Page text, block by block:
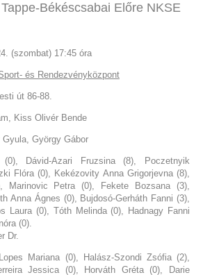
Békéscsabai Előre NKSE
(szombat) 17:45 óra
és Rendezvényközpont
út 86-88.
Kiss Olivér Bende
Gyula, György Gábor
Dávid-Azari Fruzsina (8), Poczetnyik
Flóra (0), Kekézovity Anna Grigorjevna (8),
Marinovic Petra (0), Fekete Bozsana (3),
Anna Ágnes (0), Bujdosó-Gerháth Fanni (3),
Laura (0), Tóth Melinda (0), Hadnagy Fanni
(0).
Dr.
Mariana (0), Halász-Szondi Zsófia (2),
Jessica (0), Horváth Gréta (0), Darie